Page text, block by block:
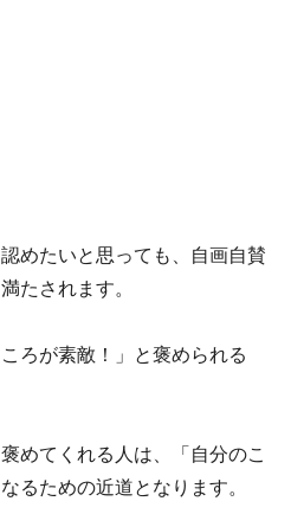
めたいと思っても、自画自賛
たされます。
ろが素敵！」と褒められる
めてくれる人は、「自分のこ
るための近道となります。